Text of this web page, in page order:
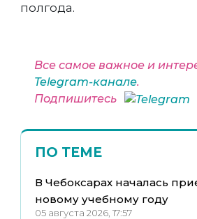
полгода.
Все самое важное и
Telegram-канале.
Подпишитесь
ПО ТЕМЕ
В Чебоксарах началась
новому учебному году
05 августа 2026, 17:57